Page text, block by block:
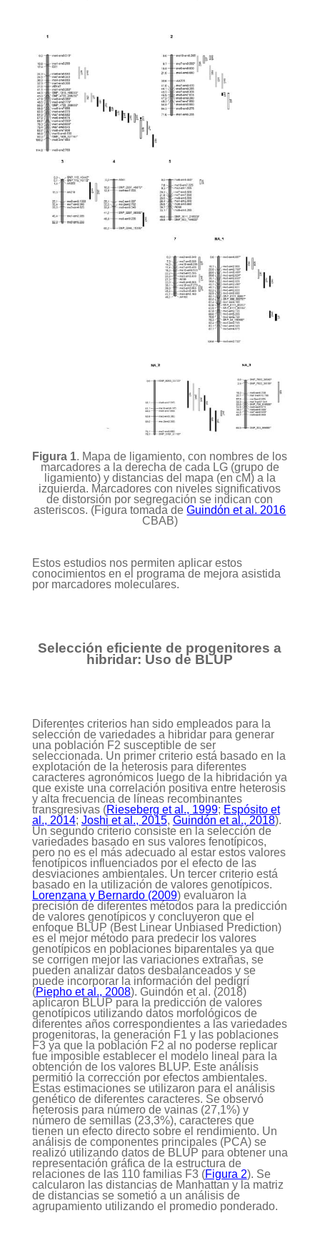
Figura 1. Mapa de ligamiento, con nombres de los
marcadores a la derecha de cada LG (grupo de
ligamiento) y distancias del mapa (en cM) a la
izquierda. Marcadores con niveles significativos
de distorsión por segregación se indican con
asteriscos. (Figura tomada deGuindón et al. 2016
CBAB)
Estos estudios nos permiten aplicar estos
conocimientos en el programa de mejora asistida
por marcadores moleculares.
Selección eficiente de progenitores a
hibridar: Uso de BLUP
Diferentes criterios han sido empleados para la
selección de variedades a hibridar para generar
una población F2 susceptible de ser
seleccionada. Un primer criterio está basado en la
explotación de la heterosis para diferentes
caracteres agronómicos luego de la hibridación ya
que existe una correlación positiva entre heterosis
y alta frecuencia de líneas recombinantes
transgresivas (Rieseberg et al., 1999; Espósito et
al., 2014; Joshi et al., 2015, Guindón et al., 2018).
Un segundo criterio consiste en la selección de
variedades basado en sus valores fenotípicos,
pero no es el más adecuado al estar estos valores
fenotípicos influenciados por el efecto de las
desviaciones ambientales. Un tercer criterio está
basado en la utilización de valores genotípicos.
Lorenzana y Bernardo (2009) evaluaron la
precisión de diferentes métodos para la predicción
de valores genotípicos y concluyeron que el
enfoque BLUP (Best Linear Unbiased Prediction)
es el mejor método para predecir los valores
genotípicos en poblaciones biparentales ya que
se corrigen mejor las variaciones extrañas, se
pueden analizar datos desbalanceados y se
puede incorporar la información del pedigrí
(Piepho et al., 2008). Guindón et al. (2018)
aplicaron BLUP para la predicción de valores
genotípicos utilizando datos morfológicos de
diferentes años correspondientes a las variedades
progenitoras, la generación F1 y las poblaciones
F3 ya que la población F2 al no poderse replicar
fue imposible establecer el modelo lineal para la
obtención de los valores BLUP. Este análisis
permitió la corrección por efectos ambientales.
Estas estimaciones se utilizaron para el análisis
genético de diferentes caracteres. Se observó
heterosis para número de vainas (27,1%) y
número de semillas (23,3%), caracteres que
tienen un efecto directo sobre el rendimiento. Un
análisis de componentes principales (PCA) se
realizó utilizando datos de BLUP para obtener una
representación gráfica de la estructura de
relaciones de las 110 familias F3 (Figura 2). Se
calcularon las distancias de Manhattan y la matriz
de distancias se sometió a un análisis de
agrupamiento utilizando el promedio ponderado.